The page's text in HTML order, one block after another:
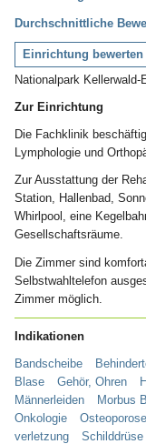
Durchschnittliche
Einrichtung bewerten
Nationalpark Kellerwald-
Zur Einrichtung
Die Fachklinik
Lymphologie und
Zur Ausstattung der
Station, Hallenbad,
Whirlpool, eine
Gesellschaftsräume.
Die Zimmer sind
Selbstwahltelefon
Zimmer möglich.
Indikationen
Bandscheibe
Blase
Gehör, Ohren
Männerleiden
Morbus
Onkologie
Osteoporose
verletzung
Schilddrüse